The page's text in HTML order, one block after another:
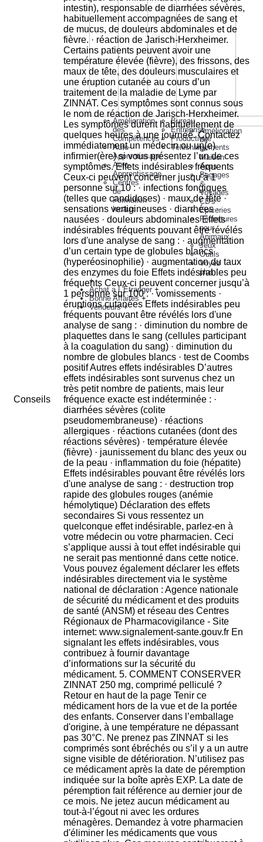
Amélioration
des
Compétences
Auto-
Apprentissage
Auto-
Apprentissage
Centres
de
Formation
locaux
Bureau
Entreprise
Productivité
Téléchargements
Amélioration
de
la
Maison
Apps
Bagages
&
Voyages
CD's
Epiceries
Fournitures
pour
Animaux
Jeux
Outils
Voyez
plus
+
Achat a L'Etranger +
Bonne Affaires +
Vendeurs +
Conseils